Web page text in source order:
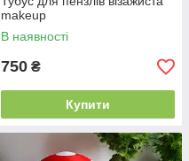
makeup
В наявності
750 ₴
Купити